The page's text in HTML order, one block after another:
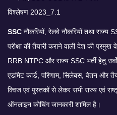
SSC नौकरियों, रेलवे नौकरियों तथा राज्य
परीक्षा की तैयारी कराने वाली देश की
RRB NTPC और राज्य SSC भर्ती हेतु
एडमिट कार्ड, परिणाम, सिलेबस, वेतन और
क्विज एवं पुस्तकों से लेकर सभी राज्य एवं
ऑनलाइन कोचिंग जानकारी शामिल है।